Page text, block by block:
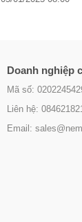
Doanh nghiệp
Mã số:
Liên hệ:
Email: